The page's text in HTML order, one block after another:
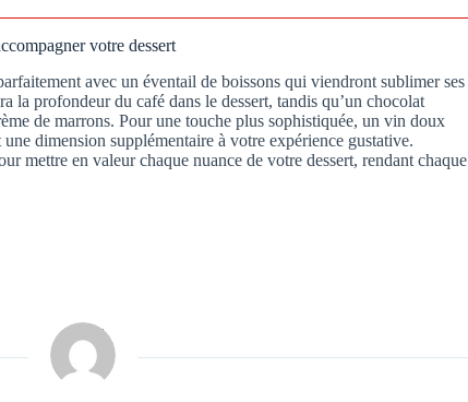
votre dessert
avec un éventail de boissons qui viendront sublimer ses
la profondeur du café dans le dessert, tandis qu’un chocolat
de marrons. Pour une touche plus sophistiquée, un vin doux
dimension supplémentaire à votre expérience gustative.
mettre en valeur chaque nuance de votre dessert, rendant chaque